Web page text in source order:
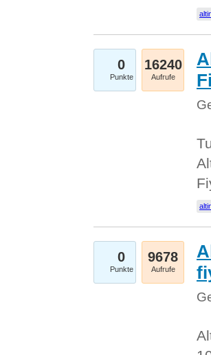
0
Punkte
16240
Aufrufe
0
Punkte
9678
Aufrufe